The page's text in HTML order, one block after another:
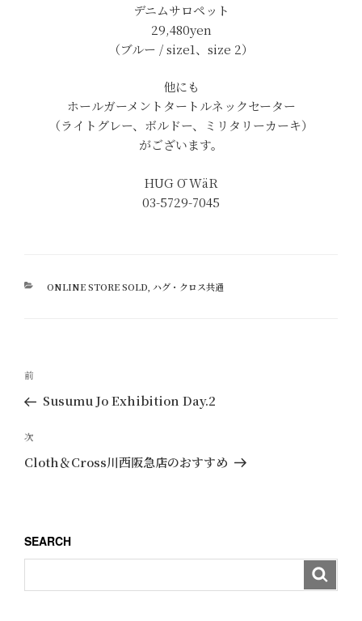
デニムサロペット
29,480yen
（ブルー / size1、size 2）
他にも
ホールガーメントタートルネックセーター
（ライトグレー、ボルドー、ミリタリーカーキ）
がございます。
HUG Ō WäR
03-5729-7045
カ
ONLINE STORE SOLD, ハグ・クロス共通
投
ナ
ビ
ゲ
ン
過
去
投
稿
前
Susumu Jo Exhibition Day.2
次
の
次
Cloth＆Cross川西阪急店のおすすめ
SEARCH